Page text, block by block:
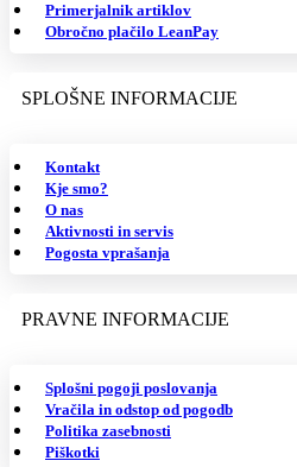
Primerjalnik artiklov
Obročno plačilo LeanPay
SPLOŠNE INFORMACIJE
Kontakt
Kje smo?
O nas
Aktivnosti in servis
Pogosta vprašanja
PRAVNE INFORMACIJE
Splošni pogoji poslovanja
Vračila in odstop od pogodb
Politika zasebnosti
Piškotki